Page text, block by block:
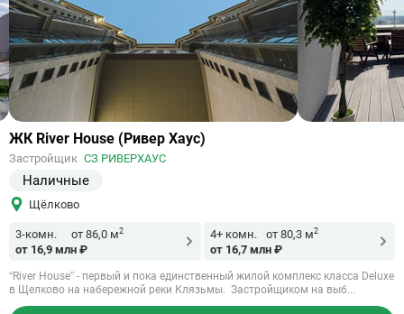
Ссылка
объект
ЖК River House (Ривер Хаус)
Застройщик СЗ РИВЕРХАУС
Наличные
Щёлково
3-комн. от 86,0 м2
от 16,9 млн ₽
4+ комн. от 80,3 м2
от 16,7 млн ₽
“River House” - первый и пока единственный жилой комплекс класса Deluxe
в Щелково на набережной реки Клязьмы. Застройщиком на выб...